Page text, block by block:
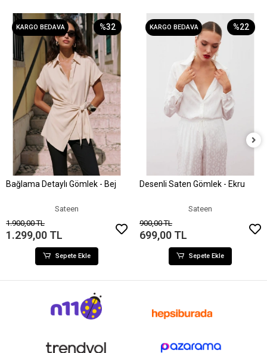
KARGO BEDAVA %32
Sepete Ekle
Bağlama Detaylı Gömlek - Bej
Sateen
1.900,00 TL
1.299,00 TL
Sepete Ekle
KARGO BEDAVA %22
Sepete Ekle
Desenli Saten Gömlek - Ekru
Sateen
900,00 TL
699,00 TL
Sepete Ekle